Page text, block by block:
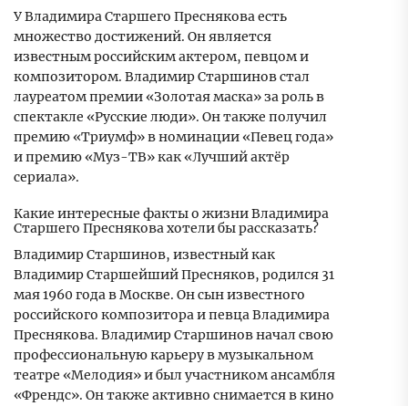
У Владимира Старшего Преснякова есть
множество достижений. Он является
известным российским актером, певцом и
композитором. Владимир Старшинов стал
лауреатом премии «Золотая маска» за роль в
спектакле «Русские люди». Он также получил
премию «Триумф» в номинации «Певец года»
и премию «Муз-ТВ» как «Лучший актёр
сериала».
Какие интересные факты о жизни Владимира
Старшего Преснякова хотели бы рассказать?
Владимир Старшинов, известный как
Владимир Старшейший Пресняков, родился 31
мая 1960 года в Москве. Он сын известного
российского композитора и певца Владимира
Преснякова. Владимир Старшинов начал свою
профессиональную карьеру в музыкальном
театре «Мелодия» и был участником ансамбля
«Френдс». Он также активно снимается в кино